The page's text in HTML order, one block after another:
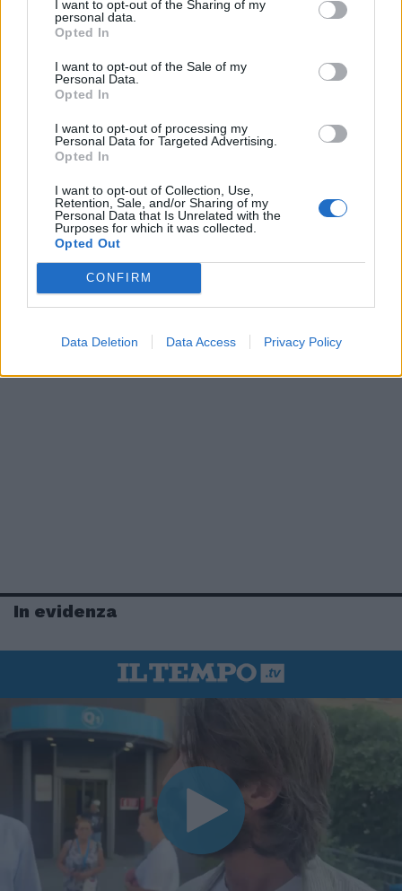
I want to opt-out of the Sharing of my
personal data.
Opted In
I want to opt-out of the Sale of my
Personal Data.
Opted In
I want to opt-out of processing my
Personal Data for Targeted Advertising.
Opted In
I want to opt-out of Collection, Use,
Retention, Sale, and/or Sharing of my
Personal Data that Is Unrelated with the
Purposes for which it was collected.
Opted Out
CONFIRM
Data Deletion Data Access Privacy Policy
In evidenza